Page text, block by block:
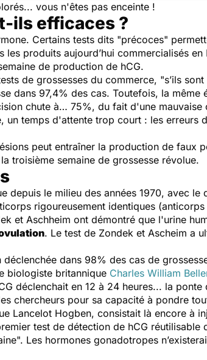
vous n'êtes pas enceinte !
ils efficaces ?
Certains tests dits "précoces"
produits aujourd’hui commercialisés
de production de hCG.
de grossesses du commerce, "s’ils
dans 97,4% des cas. Toutefois, la même
chute à… 75%, du fait d'une
un temps d'attente trop court : les erreurs
peut entraîner la production de faux
troisième semaine de grossesse révolue.
depuis le milieu des années 1970, avec le
rigoureusement identiques
et Aschheim ont démontré que l'urine
. Le test de Zondek et Ascheim a
dans 98% des cas de
biologiste britannique Charles William
déclenchait en 12 à 24 heures... la
chercheurs pour sa capacité à pondre
Lancelot Hogben, consistait là encore à
test de détection de hCG réutilisable
Les hormones gonadotropes